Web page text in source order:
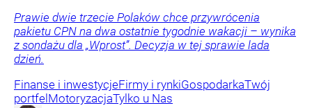
Prawie dwie trzecie Polaków chce przywrócenia
pakietu CPN na dwa ostatnie tygodnie wakacji – wynika
z sondażu dla „Wprost”. Decyzja w tej sprawie lada
dzień.
Finanse i inwestycjeFirmy i rynkiGospodarkaTwój
portfel MotoryzacjaTylko u Nas